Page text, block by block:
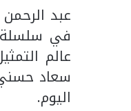
عبد
في سلسلة
عالم
سعاد
اليوم.